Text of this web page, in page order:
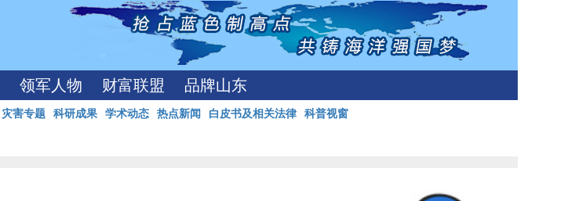
领军人物 财富联盟 品牌山东
灾害专题 科研成果 学术动态 热点新闻 白皮书及相关法律 科普视窗